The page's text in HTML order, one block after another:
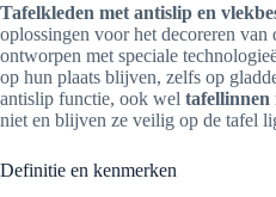
Tafelkleden met antislip en
oplossingen voor het decoreren
ontworpen met speciale
op hun plaats blijven, zelfs op
antislip functie, ook wel tafellinnen
niet en blijven ze veilig op de tafel
Definitie en kenmerken